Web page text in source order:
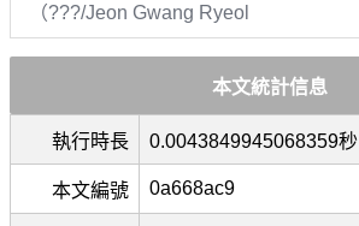
（???/Jeon Gwang Ryeol
本文統計信息
執行時長 0.0043849945068359秒
本文編號 0a668ac9